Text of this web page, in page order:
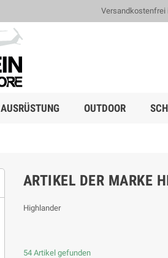
Versandkostenfrei
AUSRÜSTUNG OUTDOOR
ARTIKEL DER MARKE
Highlander
54 Artikel gefunden